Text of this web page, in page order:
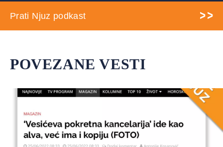
Prati Njuz podkast
POVEZANE VESTI